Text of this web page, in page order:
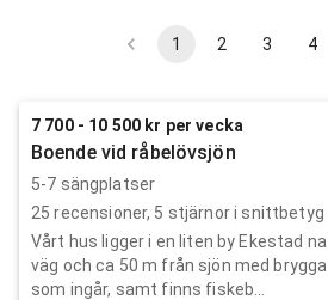
1 2 3 4
7 700 - 10 500 kr per vecka
Boende vid råbelövsjön
5-7 sängplatser
25 recensioner, 5 stjärnor i snittbetyg
Vårt hus ligger i en liten by Ekestad
väg och ca 50 m från sjön med
som ingår, samt finns fiskeb...